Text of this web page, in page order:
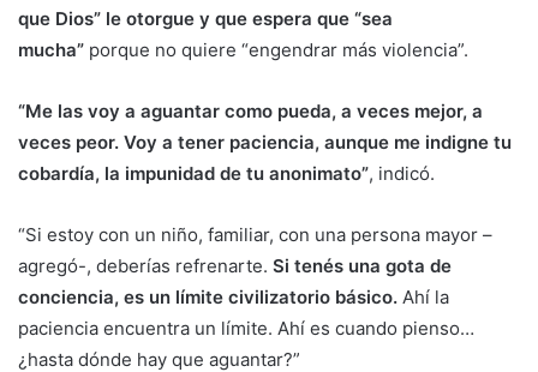
que Dios” le otorgue y que espera que “sea
mucha” porque no quiere “engendrar más violencia”.
“Me las voy a aguantar como pueda, a veces mejor, a
veces peor. Voy a tener paciencia, aunque me indigne tu
cobardía, la impunidad de tu anonimato”, indicó.
“Si estoy con un niño, familiar, con una persona mayor –
agregó-, deberías refrenarte. Si tenés una gota de
conciencia, es un límite civilizatorio básico. Ahí la
paciencia encuentra un límite. Ahí es cuando pienso…
¿hasta dónde hay que aguantar?”